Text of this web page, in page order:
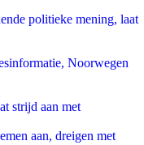
politieke mening, laat
Noorwegen
strijd aan met
aan, dreigen met